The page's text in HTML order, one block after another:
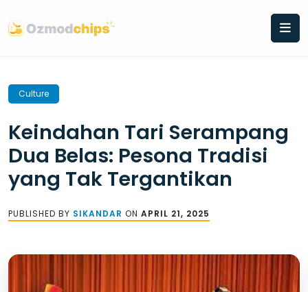
to
content
Culture
Keindahan Tari Serampang
Dua Belas: Pesona Tradisi
yang Tak Tergantikan
PUBLISHED BY SIKANDAR ON APRIL 21, 2025